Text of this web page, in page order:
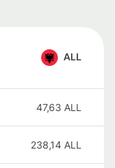
ALL
47,63 ALL
238,14 ALL